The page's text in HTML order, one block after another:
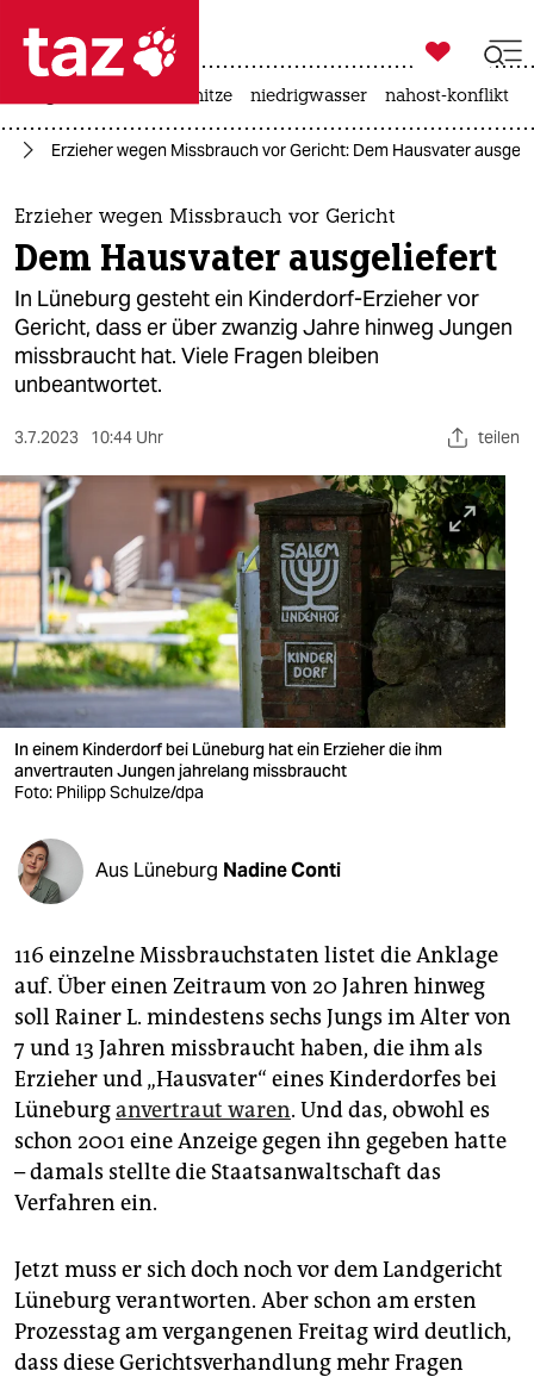
 taz zahl ich
taz zahl ich
themen
politik
öko
gesellschaft
kultur
sport
berlin
nord
wahrheit
verlag
verlag
veranstaltungen
shop
fragen & hilfe
abo
genossenschaft
epaper login

taz zahl ich
hitze niedrigwasser nahost-konflikt
Erzieher wegen Missbrauch vor Gericht: Dem Hausvater
Erzieher wegen Missbrauch vor Gericht
Dem Hausvater ausgeliefert
In Lüneburg gesteht ein Kinderdorf-Erzieher vor
Gericht, dass er über zwanzig Jahre hinweg Jungen
missbraucht hat. Viele Fragen bleiben
unbeantwortet.
3.7.2023 10:44 Uhr teilen
In einem Kinderdorf bei Lüneburg hat ein Erzieher die ihm
anvertrauten Jungen jahrelang missbraucht
Foto: Philipp Schulze/dpa
Aus Lüneburg Nadine Conti
116 einzelne Missbrauchstaten listet die Anklage
auf. Über einen Zeitraum von 20 Jahren hinweg
soll Rainer L. mindestens sechs Jungs im Alter von
7 und 13 Jahren missbraucht haben, die ihm als
Erzieher und „Hausvater“ eines Kinderdorfes bei
Lüneburganvertraut waren. Und das, obwohl es
schon 2001 eine Anzeige gegen ihn gegeben hatte
– damals stellte die Staatsanwaltschaft das
Verfahren ein.
Jetzt muss er sich doch noch vor dem Landgericht
Lüneburg verantworten. Aber schon am ersten
Prozesstag am vergangenen Freitag wird deutlich,
dass diese Gerichtsverhandlung mehr Fragen